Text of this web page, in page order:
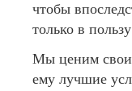
чтобы
только в
Мы ценим
ему лучшие